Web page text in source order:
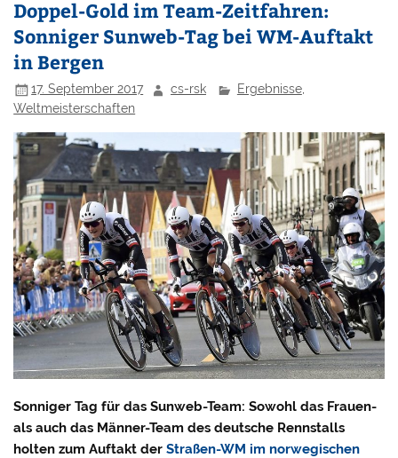
Doppel-Gold im Team-Zeitfahren:
Sonniger Sunweb-Tag bei WM-Auftakt
in Bergen
17. September 2017 cs-rsk Ergebnisse,
Weltmeisterschaften
Sonniger Tag für das Sunweb-Team: Sowohl das Frauen-
als auch das Männer-Team des deutsche Rennstalls
holten zum Auftakt derStraßen-WM im norwegischen